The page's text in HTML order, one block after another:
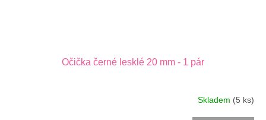
Očička černé lesklé 20 mm - 1 pár
Skladem (5 ks)